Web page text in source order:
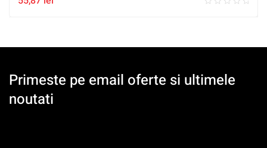
Primeste pe email oferte si ultimele
noutati